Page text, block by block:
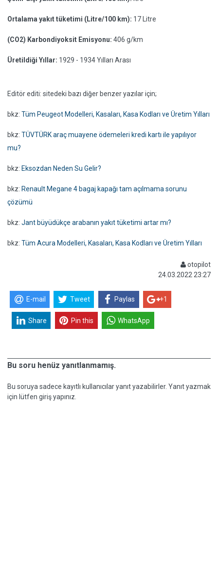
Ortalama yakıt tüketimi (Litre/100 km): 17 Litre
(CO2) Karbondiyoksit Emisyonu: 406 g/km
Üretildiği Yıllar: 1929 - 1934 Yılları Arası
Editör editi: sitedeki bazı diğer benzer yazılar için;
bkz: Tüm Peugeot Modelleri, Kasaları, Kasa Kodları ve Üretim Yılları
bkz: TÜVTÜRK araç muayene ödemeleri kredi kartı ile yapılıyor
mu?
bkz: Eksozdan Neden Su Gelir?
bkz: Renault Megane 4 bagaj kapağı tam açılmama sorunu
çözümü
bkz: Jant büyüdükçe arabanın yakıt tüketimi artar mı?
bkz: Tüm Acura Modelleri, Kasaları, Kasa Kodları ve Üretim Yılları
otopilot
24.03.2022 23:27
E-mail Tweet Paylas +1
Share Pin this WhatsApp
Bu soru henüz yanıtlanmamış.
Bu soruya sadece kayıtlı kullanıcılar yanıt yazabilirler. Yanıt yazmak
için lütfen giriş yapınız.